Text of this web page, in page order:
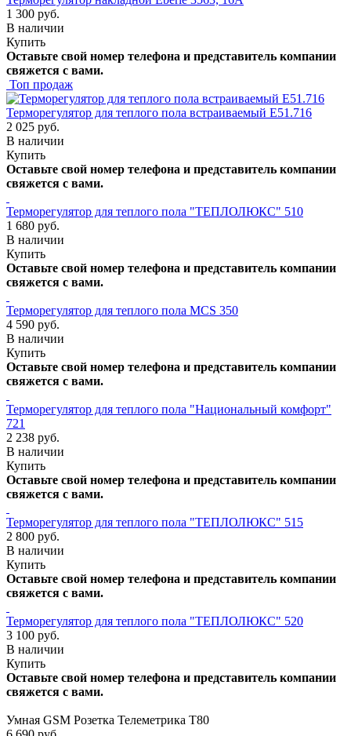
1 300 руб.
В наличии
Купить
Оставьте свой номер телефона и представитель компании
свяжется с вами.
Топ продаж
Терморегулятор для теплого пола встраиваемый E51.716
2 025 руб.
В наличии
Купить
Оставьте свой номер телефона и представитель компании
свяжется с вами.
Терморегулятор для теплого пола "ТЕПЛОЛЮКС" 510
1 680 руб.
В наличии
Купить
Оставьте свой номер телефона и представитель компании
свяжется с вами.
Терморегулятор для теплого пола MCS 350
4 590 руб.
В наличии
Купить
Оставьте свой номер телефона и представитель компании
свяжется с вами.
Терморегулятор для теплого пола "Национальный комфорт"
721
2 238 руб.
В наличии
Купить
Оставьте свой номер телефона и представитель компании
свяжется с вами.
Терморегулятор для теплого пола "ТЕПЛОЛЮКС" 515
2 800 руб.
В наличии
Купить
Оставьте свой номер телефона и представитель компании
свяжется с вами.
Терморегулятор для теплого пола "ТЕПЛОЛЮКС" 520
3 100 руб.
В наличии
Купить
Оставьте свой номер телефона и представитель компании
свяжется с вами.
Умная GSM Розетка Телеметрика Т80